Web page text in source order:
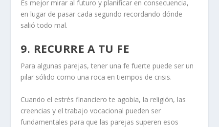
Es mejor mirar al futuro y planificar en consecuencia,
en lugar de pasar cada segundo recordando dónde
salió todo mal.
9. RECURRE A TU FE
Para algunas parejas, tener una fe fuerte puede ser un
pilar sólido como una roca en tiempos de crisis.
Cuando el estrés financiero te agobia, la religión, las
creencias y el trabajo vocacional pueden ser
fundamentales para que las parejas superen esos